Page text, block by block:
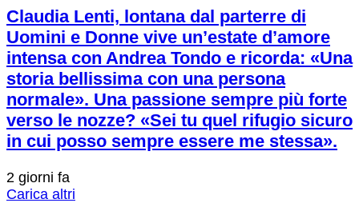
Claudia Lenti, lontana dal parterre di
Uomini e Donne vive un’estate d’amore
intensa con Andrea Tondo e ricorda: «Una
storia bellissima con una persona
normale». Una passione sempre più forte
verso le nozze? «Sei tu quel rifugio sicuro
in cui posso sempre essere me stessa».
2 giorni fa
Carica altri